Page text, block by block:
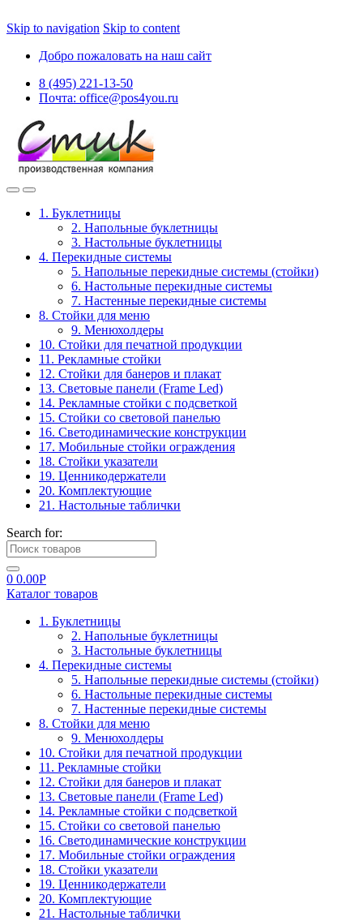
Skip to navigation Skip to content
Добро пожаловать на наш сайт
8 (495) 221-13-50
Почта: office@pos4you.ru
1. Буклетницы
2. Напольные буклетницы
3. Настольные буклетницы
4. Перекидные системы
5. Напольные перекидные системы (стойки)
6. Настольные перекидные системы
7. Настенные перекидные системы
8. Стойки для меню
9. Менюхолдеры
10. Стойки для печатной продукции
11. Рекламные стойки
12. Стойки для банеров и плакат
13. Световые панели (Frame Led)
14. Рекламные стойки с подсветкой
15. Стойки со световой панелью
16. Светодинамические конструкции
17. Мобильные стойки ограждения
18. Стойки указатели
19. Ценникодержатели
20. Комплектующие
21. Настольные таблички
Search for:
0 0.00Р
Каталог товаров
1. Буклетницы
2. Напольные буклетницы
3. Настольные буклетницы
4. Перекидные системы
5. Напольные перекидные системы (стойки)
6. Настольные перекидные системы
7. Настенные перекидные системы
8. Стойки для меню
9. Менюхолдеры
10. Стойки для печатной продукции
11. Рекламные стойки
12. Стойки для банеров и плакат
13. Световые панели (Frame Led)
14. Рекламные стойки с подсветкой
15. Стойки со световой панелью
16. Светодинамические конструкции
17. Мобильные стойки ограждения
18. Стойки указатели
19. Ценникодержатели
20. Комплектующие
21. Настольные таблички